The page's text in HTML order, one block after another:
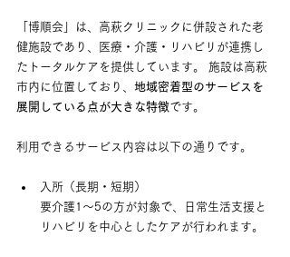
「博順会」は、高萩クリニックに併設された老
健施設であり、医療・介護・リハビリが連携し
たトータルケアを提供しています。 施設は高萩
市内に位置しており、 地域密着型のサービスを
展開している点が大きな特徴です。
利用できるサービス内容は以下の通りです。
入所（長期・短期）
要介護1〜5の方が対象で、日常生活支援と
リハビリを中心としたケアが行われます。